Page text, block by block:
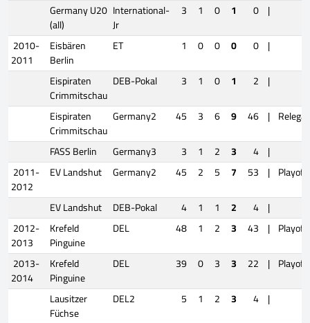
Germany U20
(all)
International-
Jr
3 1 0 1 0 |
2010-
2011
Eisbären
Berlin
ET 1 0 0 0 0 |
Eispiraten
Crimmitschau
DEB-Pokal 3 1 0 1 2 |
Eispiraten
Crimmitschau
Germany2 45 3 6 9 46 |
FASS Berlin
Germany3 3 1 2 3 4 |
2011-
2012
EV Landshut Germany2 45 2 5 7 53 |
EV Landshut
DEB-Pokal 4 1 1 2 4 |
2012-
2013
Krefeld
Pinguine
DEL 48 1 2 3 43 |
2013-
2014
Krefeld
Pinguine
DEL 39 0 3 3 22 |
Lausitzer
Füchse
DEL2 5 1 2 3 4 |